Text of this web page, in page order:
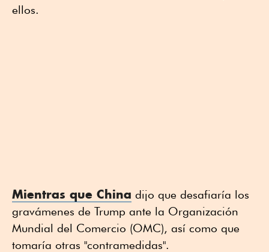
ellos.
Mientras que China dijo que desafiaría los
gravámenes de Trump ante la Organización
Mundial del Comercio (OMC), así como que
tomaría otras "contramedidas".